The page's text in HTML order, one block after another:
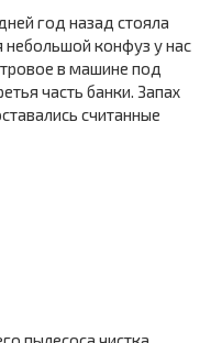
год назад стояла
небольшой конфуз у нас
в машине под
часть банки. Запах
считанные